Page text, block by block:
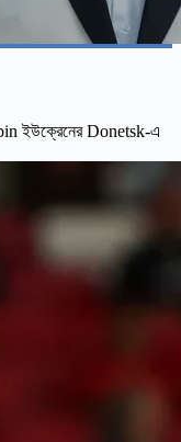
ইউক্রেনের Donetsk-এ